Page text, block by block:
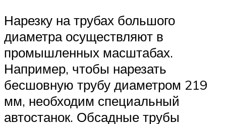
Нарезку на трубах большого
диаметра осуществляют в
промышленных масштабах.
Например, чтобы нарезать
бесшовную трубу диаметром 219
мм, необходим специальный
автостанок. Обсадные трубы